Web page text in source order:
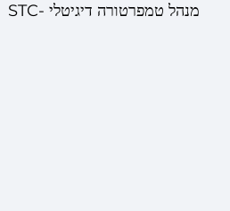
מנהל טמפרטורה דיגיטלי STC-